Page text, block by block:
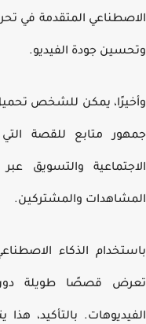
المتقدمة في تحرير
جودة الفيديو.
يمكن للشخص تحميل
متابع للقصة التي
والتسويق عبر
والمشتركين.
الذكاء
قصصًا طويلة دون
بالتأكيد، هذا